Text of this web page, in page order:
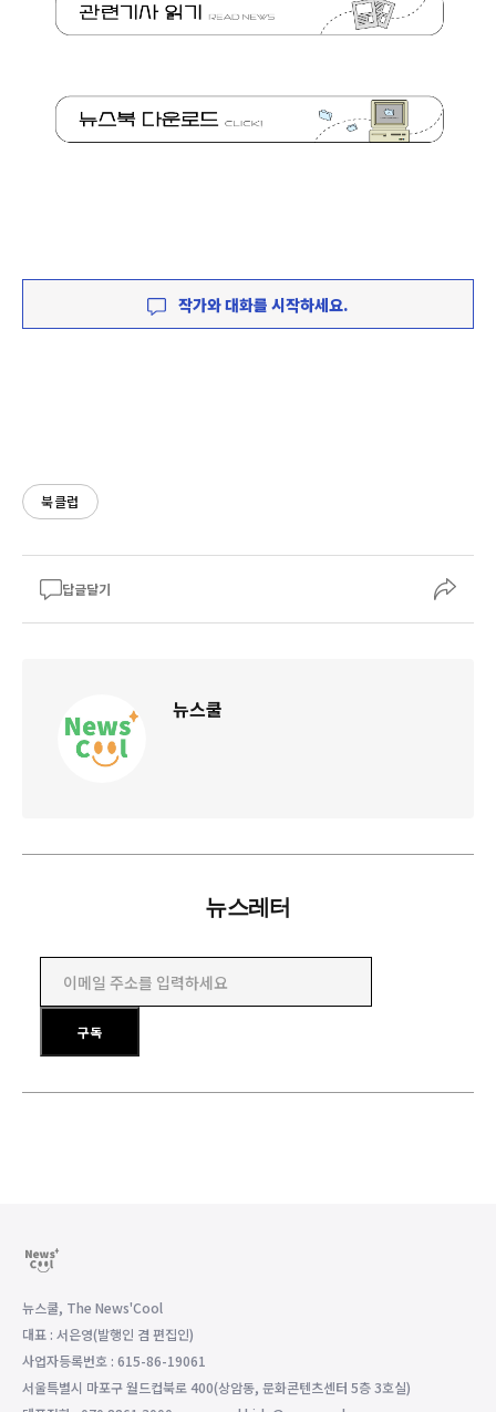
작가와 대화를 시작하세요.
북클럽
답글달기
뉴스쿨
뉴스레터
구독
뉴스쿨, The News'Cool
대표 : 서은영(발행인 겸 편집인)
사업자등록번호 : 615-86-19061
서울특별시 마포구 월드컵북로 400(상암동, 문화콘텐츠센터 5층 3호실)